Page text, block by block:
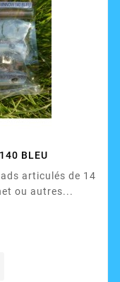
BLEU
articulés de 14
ou autres...